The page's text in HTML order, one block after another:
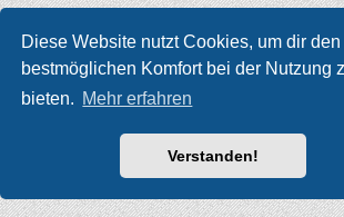
Diese Website nutzt Cookies, um dir den
bestmöglichen Komfort bei der Nutzung
bieten. Mehr erfahren
Verstanden!